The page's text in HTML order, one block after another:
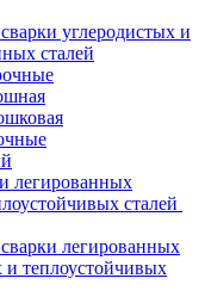
углеродистых и
сталей
легированных
сталей
легированных
теплоустойчивых